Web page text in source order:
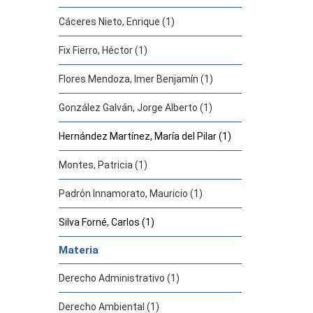
Cáceres Nieto, Enrique (1)
Fix Fierro, Héctor (1)
Flores Mendoza, Imer Benjamín (1)
González Galván, Jorge Alberto (1)
Hernández Martínez, María del Pilar (1)
Montes, Patricia (1)
Padrón Innamorato, Mauricio (1)
Silva Forné, Carlos (1)
Materia
Derecho Administrativo (1)
Derecho Ambiental (1)